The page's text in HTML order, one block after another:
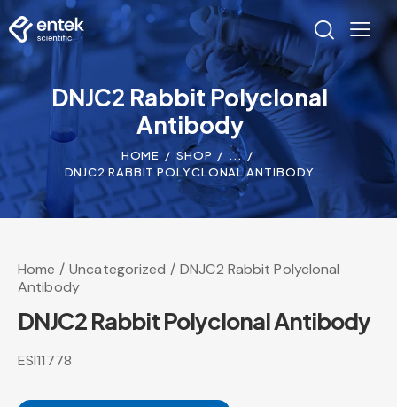
DNJC2 Rabbit Polyclonal
Antibody
HOME SHOP
...
DNJC2 RABBIT POLYCLONAL ANTIBODY
Home Uncategorized
DNJC2 Rabbit Polyclonal
Antibody
DNJC2 Rabbit Polyclonal Antibody
ESI11778